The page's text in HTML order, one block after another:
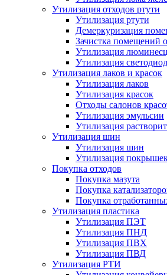
Утилизация отходов ртути
Утилизация ртути
Демеркуризация
Зачистка помещений
Утилизация
Утилизация
Утилизация лаков и красок
Утилизация лаков
Утилизация красок
Отходы салонов
Утилизация эмульсии
Утилизация
Утилизация шин
Утилизация шин
Утилизация
Покупка отходов
Покупка мазута
Покупка
Покупка
Утилизация пластика
Утилизация ПЭТ
Утилизация ПНД
Утилизация ПВХ
Утилизация ПВД
Утилизация РТИ